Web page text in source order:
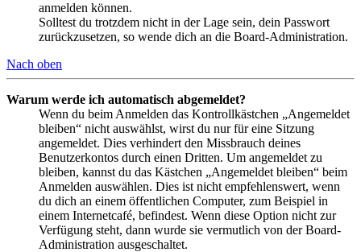
anmelden können.
Solltest du trotzdem nicht in der Lage sein, dein Passwort
zurückzusetzen, so wende dich an die Board-Administration.
Nach oben
Warum werde ich automatisch abgemeldet?
Wenn du beim Anmelden das Kontrollkästchen „Angemeldet
bleiben“ nicht auswählst, wirst du nur für eine Sitzung
angemeldet. Dies verhindert den Missbrauch deines
Benutzerkontos durch einen Dritten. Um angemeldet zu
bleiben, kannst du das Kästchen „Angemeldet bleiben“ beim
Anmelden auswählen. Dies ist nicht empfehlenswert, wenn
du dich an einem öffentlichen Computer, zum Beispiel in
einem Internetcafé, befindest. Wenn diese Option nicht zur
Verfügung steht, dann wurde sie vermutlich von der Board-
Administration ausgeschaltet.